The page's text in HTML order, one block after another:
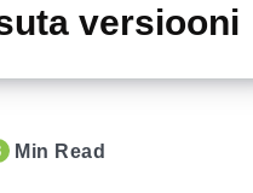
versiooni
Min Read